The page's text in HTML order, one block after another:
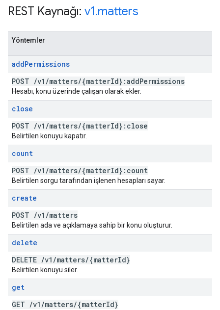
REST Kaynağı: v1.matters
Yöntemler
addPermissions
POST /v1 /matters/{matterId}:addPermissions
Hesabı, konu üzerinde çalışan olarak ekler.
close
POST /v1 /matters/{matterId}:close
Belirtilen konuyu kapatır.
count
POST /v1 /matters/{matterId}:count
Belirtilen sorgu tarafından işlenen hesapları sayar.
create
POST /v1 /matters
Belirtilen ada ve açıklamaya sahip bir konu oluşturur.
delete
DELETE /v1 /matters/{matterId}
Belirtilen konuyu siler.
get
GET /v1 /matters/{matterId}